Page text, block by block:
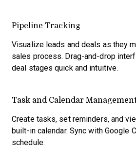
Pipeline Tracking
Visualize leads and deals as they
sales process. Drag-and-drop
deal stages quick and intuitive.
Task and Calendar
Create tasks, set reminders, and
built-in calendar. Sync with Google
schedule.